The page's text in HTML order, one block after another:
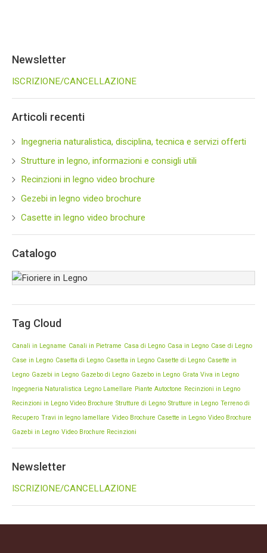
Newsletter
ISCRIZIONE/CANCELLAZIONE
Articoli recenti
Ingegneria naturalistica, disciplina, tecnica e servizi offerti
Strutture in legno, informazioni e consigli utili
Recinzioni in legno video brochure
Gezebi in legno video brochure
Casette in legno video brochure
Catalogo
Fioriere in Legno
Nel vostro giardino la scelta delle nostre fioriere in
legno, sono realizzate modelli forme diverse.
Tag Cloud
Canali in Legname Canali in Pietrame Casa di Legno Casa in Legno Case di Legno
Case in Legno Casetta di Legno Casetta in Legno Casette di Legno Casette in
Legno Gazebi in Legno Gazebo di Legno Gazebo in Legno Grata Viva in Legno
Ingegneria Naturalistica Legno Lamellare Piante Autoctone Recinzioni in Legno
Recinzioni in Legno Video Brochure Strutture di Legno Strutture in Legno Terreno di
Recupero Travi in legno lamellare Video Brochure Casette in Legno Video Brochure
Gazebi in Legno Video Brochure Recinzioni
Newsletter
ISCRIZIONE/CANCELLAZIONE